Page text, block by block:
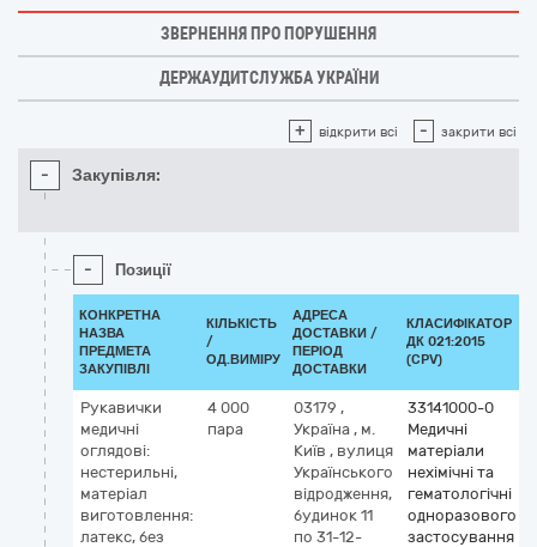
ЗВЕРНЕННЯ ПРО ПОРУШЕННЯ
ДЕРЖАУДИТСЛУЖБА УКРАЇНИ
+ відкрити всі - закрити всі
- Закупівля:
- Позиції
КОНКРЕТНА
НАЗВА
ПРЕДМЕТА
ЗАКУПІВЛІ
КІЛЬКІСТЬ
/
ОД.ВИМІРУ
АДРЕСА
ДОСТАВКИ /
ПЕРІОД
ДОСТАВКИ
КЛАСИФІКАТОР
ДК 021:2015
(CPV)
Рукавички
медичні
оглядові:
нестерильні,
матеріал
виготовлення:
латекс, без
4 000
пара
03179 ,
Україна , м.
Київ , вулиця
Українського
відродження,
будинок 11
по 31-12-
33141000-0
Медичні
матеріали
нехімічні та
гематологічні
одноразового
застосування